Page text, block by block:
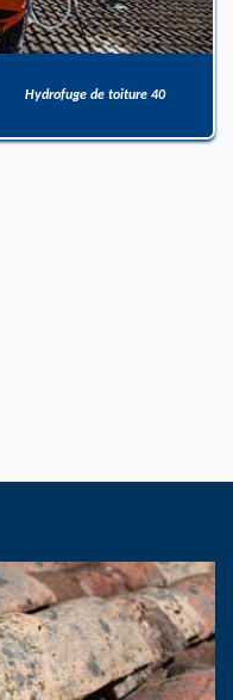
Hydrofuge de toiture 40